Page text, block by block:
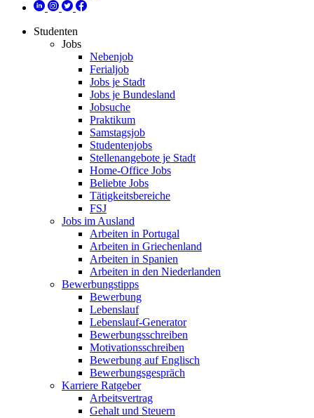
Studenten
Jobs
Nebenjob
Ferialjob
Jobs je Stadt
Jobs je Bundesland
Jobsuche
Praktikum
Samstagsjob
Studentenjobs
Stellenangebote je Stadt
Home-Office Jobs
Beliebte Jobs
Tätigkeitsbereiche
FSJ
Jobs im Ausland
Arbeiten in Portugal
Arbeiten in Griechenland
Arbeiten in Spanien
Arbeiten in den Niederlanden
Bewerbungstipps
Bewerbung
Lebenslauf
Lebenslauf-Generator
Bewerbungsschreiben
Motivationsschreiben
Bewerbung auf Englisch
Bewerbungsgespräch
Karriere Ratgeber
Arbeitsvertrag
Gehalt und Steuern